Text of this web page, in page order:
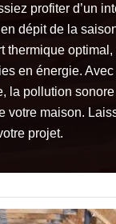
profiter d’un
dépit de la
thermique
en énergie.
la pollution sonore
votre maison.
projet.